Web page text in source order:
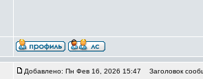
Добавлено: Пн Фев 16, 2026 15:47 Заголовок